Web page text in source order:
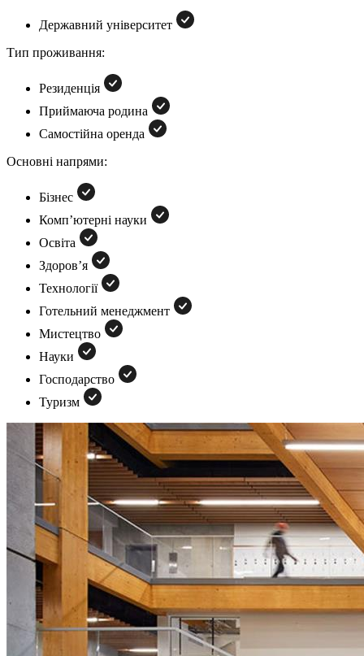
Державний університет
Тип проживання:
Резиденція
Приймаюча родина
Самостійна оренда
Основні напрями:
Бізнес
Комп’ютерні науки
Освіта
Здоров’я
Технології
Готельний менеджмент
Мистецтво
Науки
Господарство
Туризм